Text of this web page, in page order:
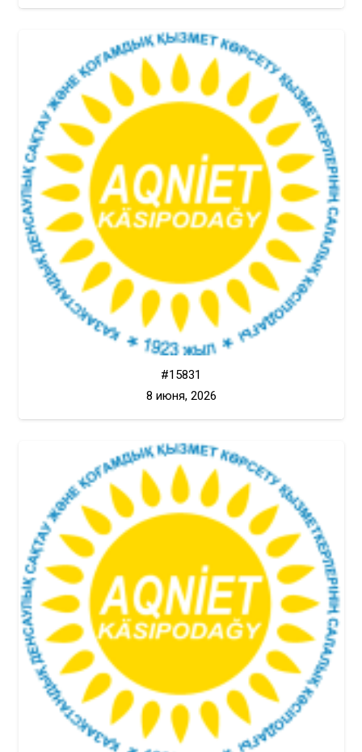
#15831
8 июня, 2026